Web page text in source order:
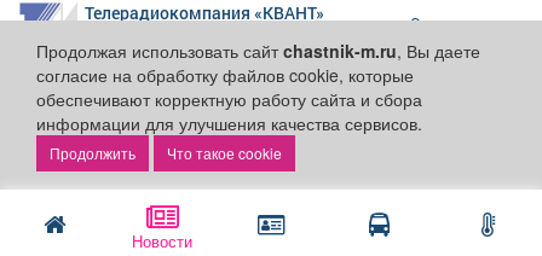
Новости
Андреенко (Новокузнецк) - 7 🥉Даниил Дубограев
(Прокопьевск) - 7 Победители в различных категориях:
женщины - Дарья Хомяк (Кемерово) юноши -
Мирослав Ширяев (Прокопьевск) ветераны - Тамара
Сорокина (женский международный мастер,
Новокузнецк)
Телерадиокомпания «КВАНТ» Спорт и туризм
От Москвы до ковра в Баку
Азербайджан готовится принять Первенство Мира по
вольной борьбе среди спортсменов до 18-ти лет.
Продолжая использовать сайтchastnik-m.ru, Вы даете
согласие на обработку файлов cookie, которые
обеспечивают корректную работу сайта и сбора
информации для улучшения качества сервисов.
Что такое cookie